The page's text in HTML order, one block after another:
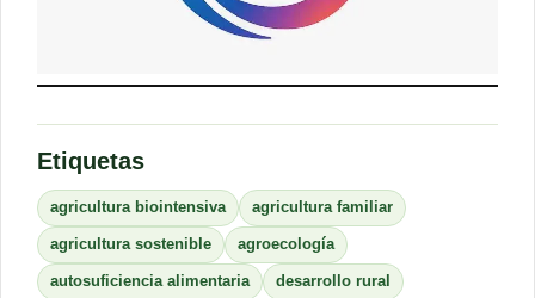
Etiquetas
agricultura biointensiva agricultura familiar
agricultura sostenible agroecología
autosuficiencia alimentaria desarrollo rural